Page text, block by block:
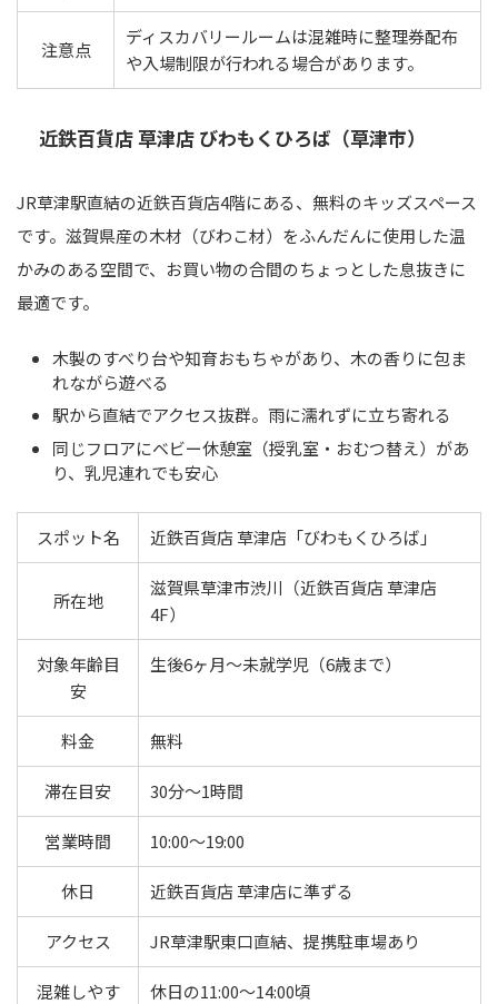
注意点
ディスカバリールームは混雑時に整理券配布
や入場制限が行われる場合があります。
近鉄百貨店 草津店 びわもくひろば（草津市）
JR草津駅直結の近鉄百貨店4階にある、無料のキッズスペース
です。滋賀県産の木材（びわこ材）をふんだんに使用した温
かみのある空間で、お買い物の合間のちょっとした息抜きに
最適です。
木製のすべり台や知育おもちゃがあり、木の香りに包ま
れながら遊べる
駅から直結でアクセス抜群。雨に濡れずに立ち寄れる
同じフロアにベビー休憩室（授乳室・おむつ替え）があ
り、乳児連れでも安心
スポット名 近鉄百貨店 草津店「びわもくひろば」
所在地
滋賀県草津市渋川（近鉄百貨店 草津店
4F）
対象年齢目
安
生後6ヶ月〜未就学児（6歳まで）
料金 無料
滞在目安 30分〜1時間
営業時間 10:00〜19:00
休日 近鉄百貨店 草津店に準ずる
アクセス JR草津駅東口直結、提携駐車場あり
混雑しやす
休日の11:00〜14:00頃